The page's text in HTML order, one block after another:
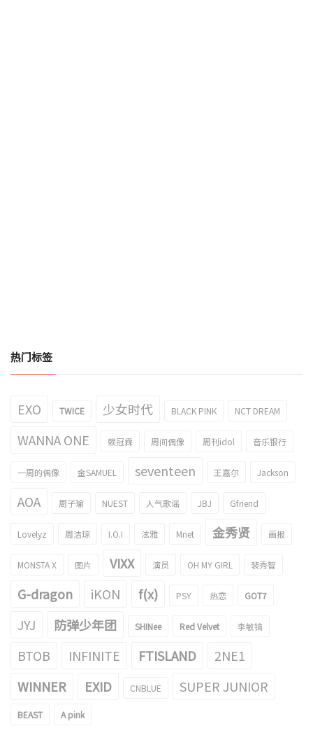
热门标签
EXO TWICE 少女时代 BLACK PINK NCT DREAM
WANNA ONE 赖冠霖 周间偶像 周刊idol 音乐银行
一周的偶像 金SAMUEL seventeen 王嘉尔 Jackson
AOA 周子瑜 NUEST 人气歌谣 JBJ Gfriend
Lovelyz 周洁琼 I.O.I 泫雅 Mnet 金秀贤 画报
MONSTA X 图片 VIXX 演员 OH MY GIRL 裴秀智
G-dragon iKON f(x) PSY 热恋 GOT7
JYJ 防弹少年团 SHINee Red Velvet 李敏镐
BTOB INFINITE FTISLAND
2NE1
WINNER
EXID CNBLUE SUPER JUNIOR
BEAST A pink